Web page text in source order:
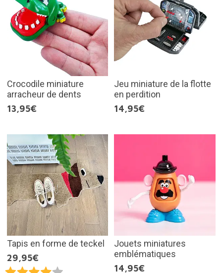
Crocodile miniature
arracheur de dents
13,95€
Jeu miniature de la flotte
en perdition
14,95€
Tapis en forme de teckel
29,95€
Jouets miniatures
emblématiques
14,95€